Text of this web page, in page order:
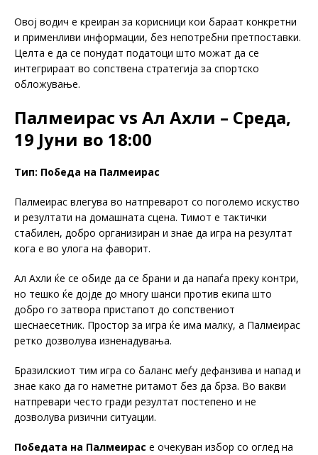
Овој водич е креиран за корисници кои бараат конкретни
и применливи информации, без непотребни претпоставки.
Целта е да се понудат податоци што можат да се
интегрираат во сопствена стратегија за спортско
обложување.
Палмеирас vs Ал Ахли – Среда,
19 Јуни во 18:00
Тип: Победа на Палмеирас
Палмеирас влегува во натпреварот со поголемо искуство
и резултати на домашната сцена. Тимот е тактички
стабилен, добро организиран и знае да игра на резултат
кога е во улога на фаворит.
Ал Ахли ќе се обиде да се брани и да напаѓа преку контри,
но тешко ќе дојде до многу шанси против екипа што
добро го затвора пристапот до сопствениот
шеснаесетник. Простор за игра ќе има малку, а Палмеирас
ретко дозволува изненадувања.
Бразилскиот тим игра со баланс меѓу дефанзива и напад и
знае како да го наметне ритамот без да брза. Во вакви
натпревари често гради резултат постепено и не
дозволува ризични ситуации.
Победата на Палмеирас е очекуван избор со оглед на